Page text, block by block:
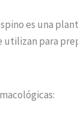
es una
utilizan para